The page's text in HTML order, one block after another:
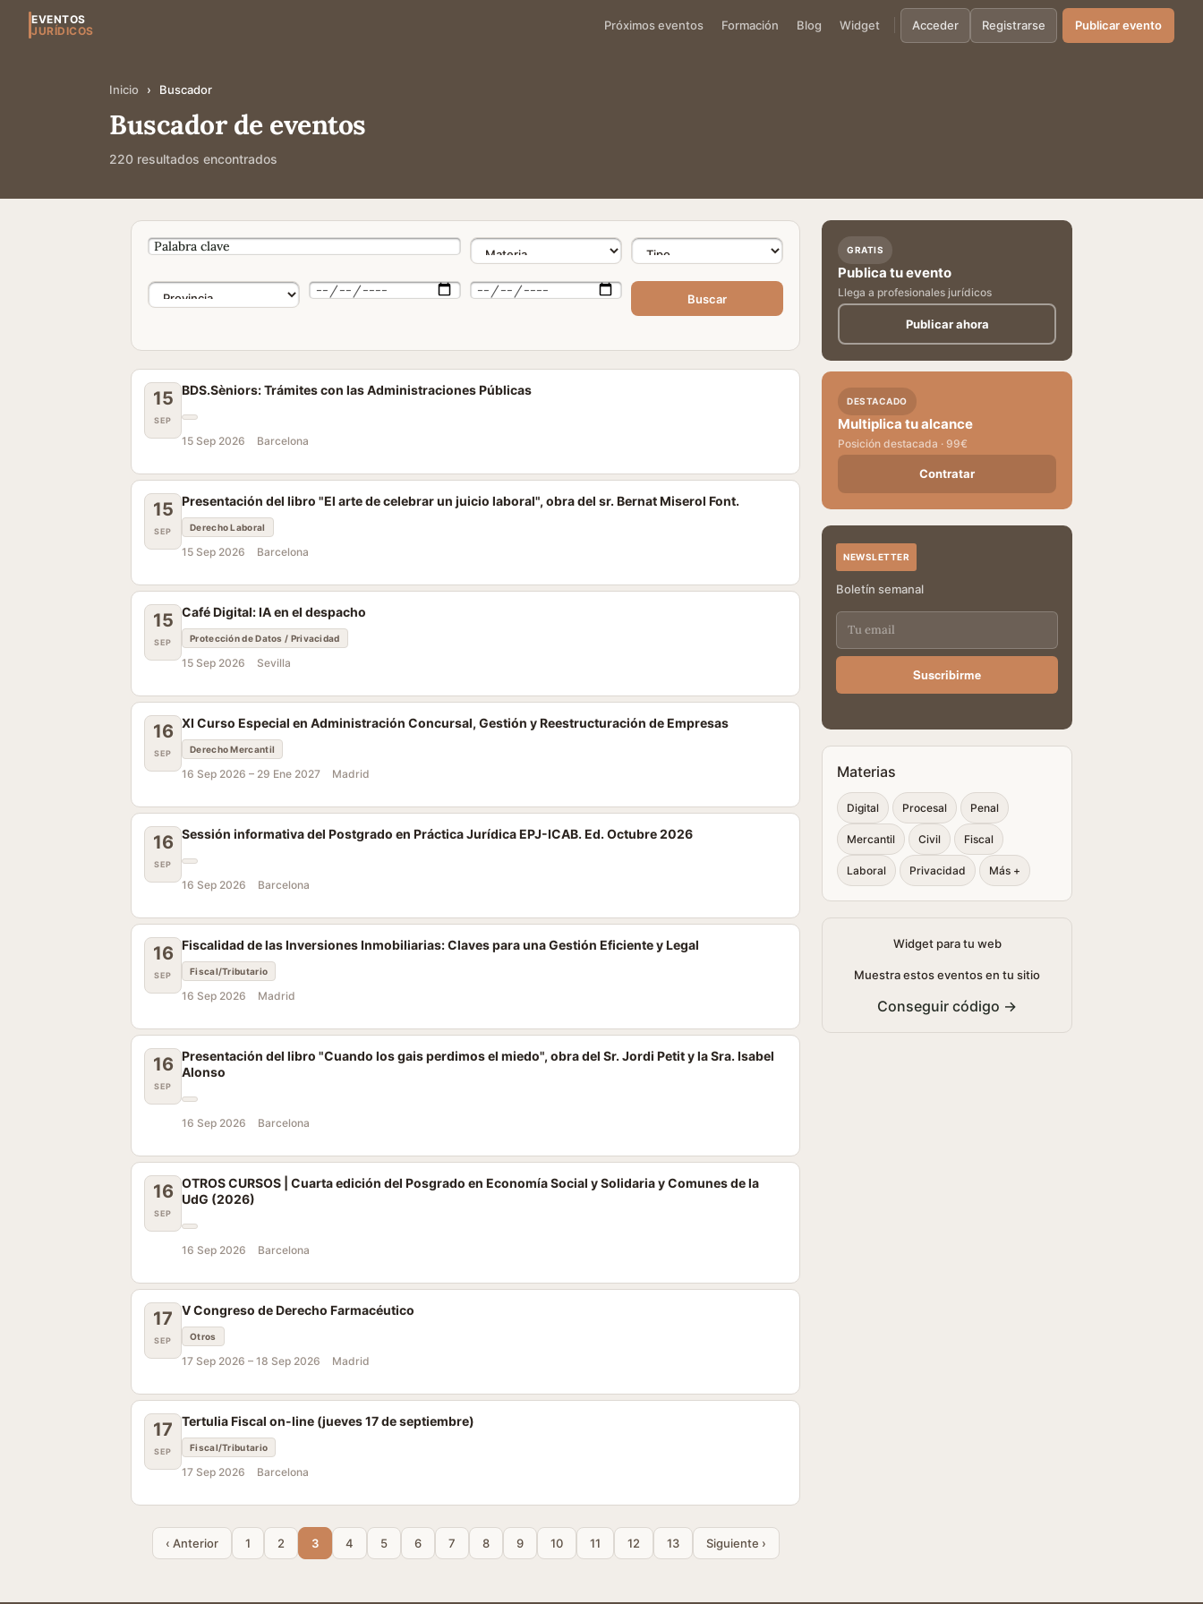
EVENTOS
JURÍDICOS
Próximos eventos Formación Blog Widget Acceder Registrarse Publicar evento
Inicio › Buscador
Buscador de eventos
220 resultados encontrados
Buscar
15
SEP
BDS.Sèniors: Trámites con las Administraciones Públicas
15 Sep 2026 Barcelona
15
SEP
Presentación del libro "El arte de celebrar un juicio laboral", obra del sr. Bernat Miserol Font.
Derecho Laboral
15 Sep 2026 Barcelona
15
SEP
Café Digital: IA en el despacho
Protección de Datos / Privacidad
15 Sep 2026 Sevilla
16
SEP
XI Curso Especial en Administración Concursal, Gestión y Reestructuración de Empresas
Derecho Mercantil
16 Sep 2026 – 29 Ene 2027 Madrid
16
SEP
Sessión informativa del Postgrado en Práctica Jurídica EPJ-ICAB. Ed. Octubre 2026
16 Sep 2026 Barcelona
16
SEP
Fiscalidad de las Inversiones Inmobiliarias: Claves para una Gestión Eficiente y Legal
Fiscal/Tributario
16 Sep 2026 Madrid
16
SEP
Presentación del libro "Cuando los gais perdimos el miedo", obra del Sr. Jordi Petit y la Sra. Isabel
Alonso
16 Sep 2026 Barcelona
16
SEP
OTROS CURSOS | Cuarta edición del Posgrado en Economía Social y Solidaria y Comunes de la
UdG (2026)
16 Sep 2026 Barcelona
17
SEP
V Congreso de Derecho Farmacéutico
Otros
17 Sep 2026 – 18 Sep 2026 Madrid
17
SEP
Tertulia Fiscal on-line (jueves 17 de septiembre)
Fiscal/Tributario
17 Sep 2026 Barcelona
‹ Anterior 1 2 3 4 5 6 7 8 9 10 11 12 13 Siguiente ›
GRATIS
Publica tu evento
Llega a profesionales jurídicos
Publicar ahora
DESTACADO
Multiplica tu alcance
Posición destacada · 99€
Contratar
NEWSLETTER
Boletín semanal
Suscribirme
Materias
Digital Procesal Penal
Mercantil Civil Fiscal
Laboral Privacidad Más +
Widget para tu web
Muestra estos eventos en tu sitio
Conseguir código →